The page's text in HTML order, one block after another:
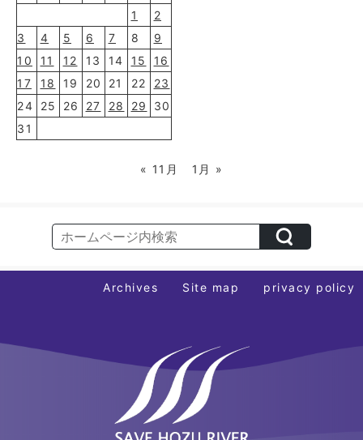
1
2
3
4 5 6 7 8
9
10
11 12 13 14 15
16
17
18 19 20 21 22
23
24
25 26 27 28 29
30
31
« 11月 1月 »
Archives Site map privacy policy